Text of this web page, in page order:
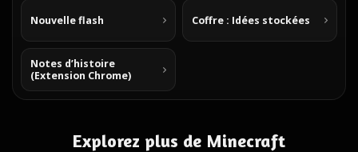
Nouvelle flash Coffre : Idées stockées
Notes d’histoire
(Extension Chrome)
Explorez plus de Minecraft